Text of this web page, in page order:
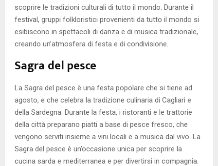
scoprire le tradizioni culturali di tutto il mondo. Durante il
festival, gruppi folkloristici provenienti da tutto il mondo si
esibiscono in spettacoli di danza e di musica tradizionale,
creando un’atmosfera di festa e di condivisione.
Sagra del pesce
La Sagra del pesce è una festa popolare che si tiene ad
agosto, e che celebra la tradizione culinaria di Cagliari e
della Sardegna. Durante la festa, i ristoranti e le trattorie
della città preparano piatti a base di pesce fresco, che
vengono serviti insieme a vini locali e a musica dal vivo. La
Sagra del pesce è un’occasione unica per scoprire la
cucina sarda e mediterranea e per divertirsi in compagnia.